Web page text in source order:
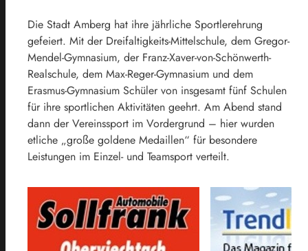
Die Stadt Amberg hat ihre jährliche Sportlerehrung
gefeiert. Mit der Dreifaltigkeits-Mittelschule, dem Gregor-
Mendel-Gymnasium, der Franz-Xaver-von-Schönwerth-
Realschule, dem Max-Reger-Gymnasium und dem
Erasmus-Gymnasium Schüler von insgesamt fünf Schulen
für ihre sportlichen Aktivitäten geehrt. Am Abend stand
dann der Vereinssport im Vordergrund – hier wurden
etliche „große goldene Medaillen“ für besondere
Leistungen im Einzel- und Teamsport verteilt.